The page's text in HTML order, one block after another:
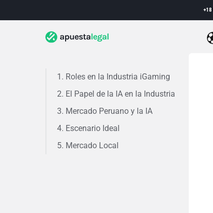
+18
Roles en la Industria iGaming
El Papel de la IA en la Industria
Mercado Peruano y la IA
Escenario Ideal
Mercado Local